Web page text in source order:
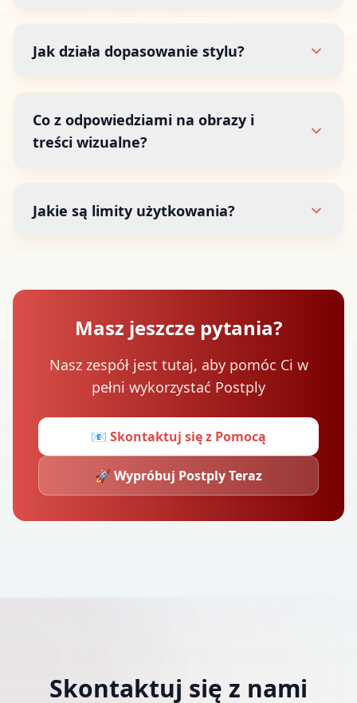
Jak działa dopasowanie stylu?
Co z odpowiedziami na obrazy i
treści wizualne?
Jakie są limity użytkowania?
Masz jeszcze pytania?
Nasz zespół jest tutaj, aby pomóc Ci w
pełni wykorzystać Postply
📧 Skontaktuj się z Pomocą
🚀 Wypróbuj Postply Teraz
Skontaktuj się z nami